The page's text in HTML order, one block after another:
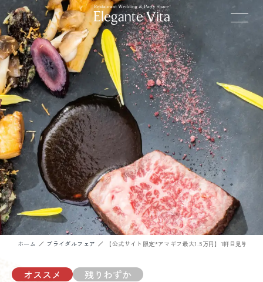
ホーム ブライダルフェア 【公式サイト限定*アマギフ最大1.5万円】1軒目見学を
オススメ 残りわずか